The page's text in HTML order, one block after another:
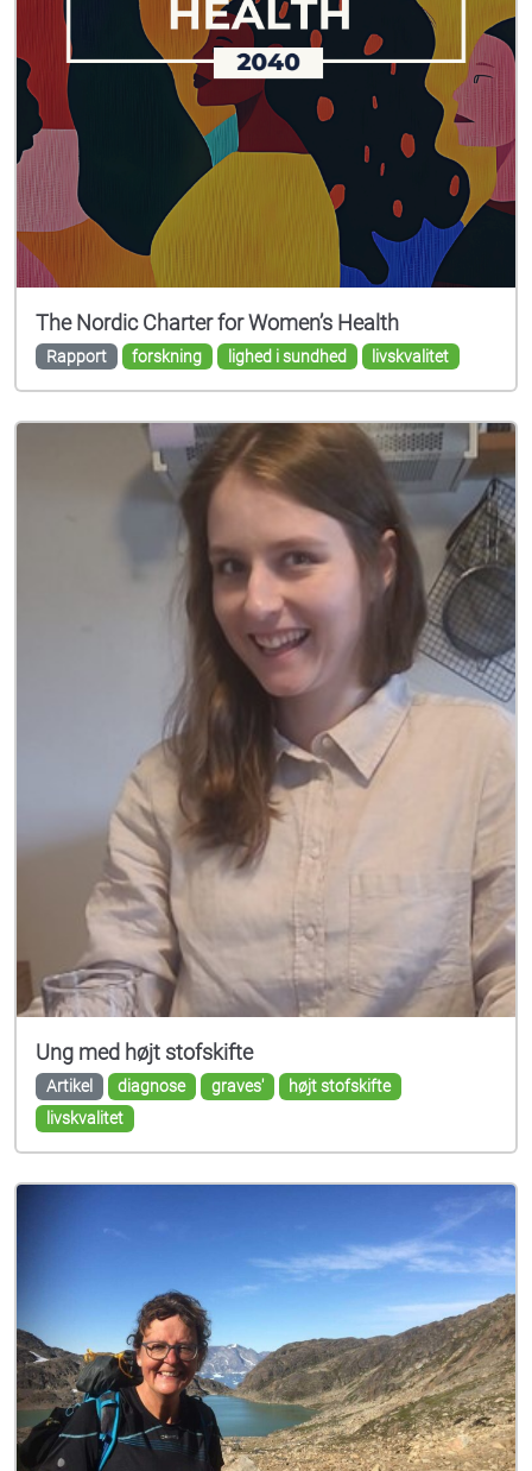
The Nordic Charter for Women’s Health
Rapport forskning lighed i sundhed livskvalitet
Ung med højt stofskifte
Artikel diagnose graves'
højt stofskifte
livskvalitet